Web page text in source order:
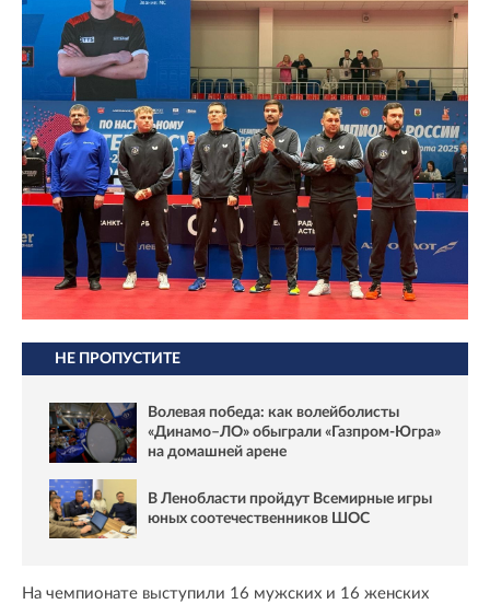
НЕ ПРОПУСТИТЕ
Волевая победа: как волейболисты
«Динамо–ЛО» обыграли «Газпром-Югра»
на домашней арене
В Ленобласти пройдут Всемирные игры
юных соотечественников ШОС
На чемпионате выступили 16 мужских и 16 женских